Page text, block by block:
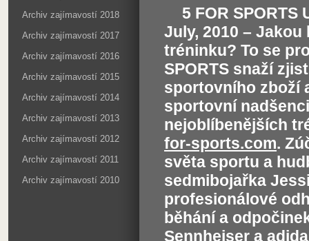
Archiv zajímavostí 2018
Archiv zajímavostí 2017
Archiv zajímavostí 2016
Archiv zajímavostí 2015
Archiv zajímavostí 2014
Archiv zajímavostí 2013
Archiv zajímavostí 2012
Archiv zajímavostí 2011
Archiv zajímavostí 2010
5 FOR SPORTS
July, 2010 –
tréninku? To se
SPORTS snaží
sportovního zboží
sportovní
nejoblíbenějších
for-sports.com.
světa sportu a
sedmibojařka
profesionálové
běhání a
Sennheiser a